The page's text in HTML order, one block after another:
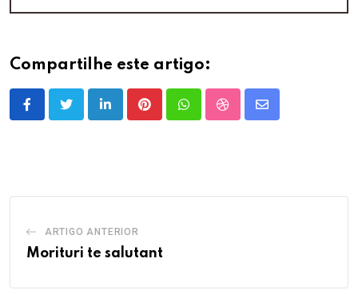
Compartilhe este artigo:
LinkedInPinterestWhatsappStumbleUpon
Share
ARTIGO ANTERIOR
Morituri te salutant